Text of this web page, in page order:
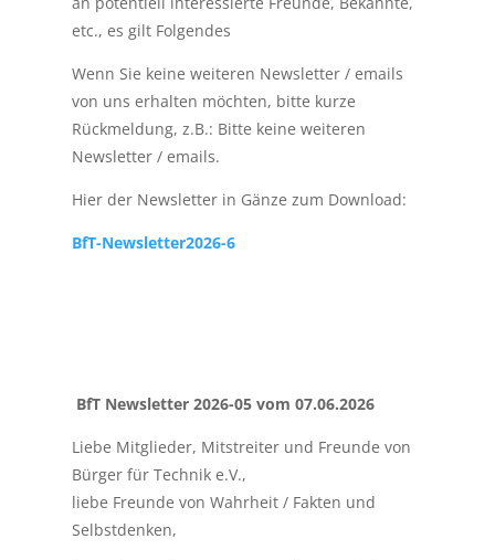
etc., es gilt Folgendes
Wenn Sie keine weiteren Newsletter / emails
von uns erhalten möchten, bitte kurze
Rückmeldung, z.B.: Bitte keine weiteren
Newsletter / emails.
Hier der Newsletter in Gänze zum Download:
BfT-Newsletter2026-6
BfT Newsletter 2026-05 vom 07.06.2026
Liebe Mitglieder, Mitstreiter und Freunde von
Bürger für Technik e.V.,
liebe Freunde von Wahrheit / Fakten und
Selbstdenken,